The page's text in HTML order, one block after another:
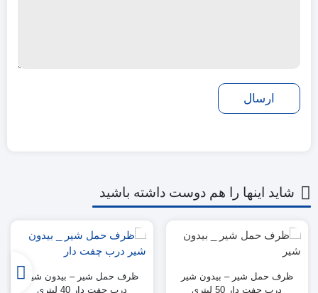
شاید اینها را هم دوست داشته باشید
ظرف حمل شیر – بیدون شیر
درب چفت دار 50 لیتری
ظرف حمل شیر – بیدون شیر
درب چفت دار 40 لیتری